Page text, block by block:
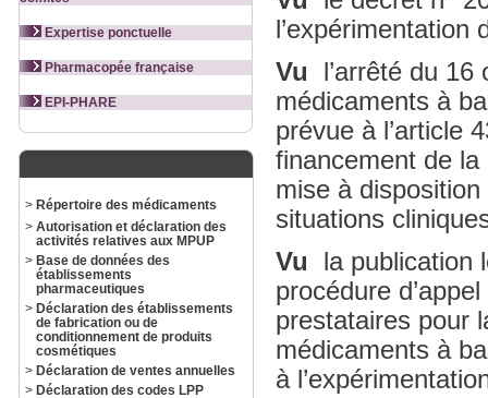
Expertise ponctuelle
Pharmacopée française
EPI-PHARE
> Répertoire des médicaments
> Autorisation et déclaration des
activités relatives aux MPUP
> Base de données des
établissements
pharmaceutiques
> Déclaration des établissements
de fabrication ou de
conditionnement de produits
cosmétiques
> Déclaration de ventes annuelles
> Déclaration des codes LPP
l’expérimentation
Vu l’arrêté du
médicaments à
prévue à l’article
financement de
mise à
situations
Vu la publication
procédure
prestataires pour
médicaments à
à